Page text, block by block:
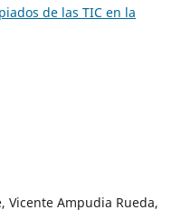
de las TIC en la
Vicente Ampudia Rueda,